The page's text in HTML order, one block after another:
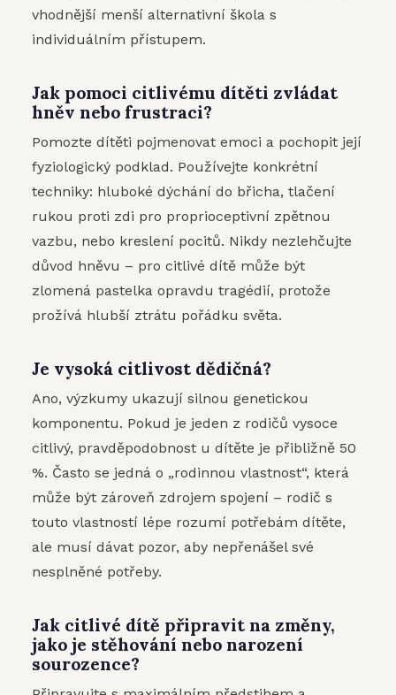
vhodnější menší alternativní škola s
individuálním přístupem.
Jak pomoci citlivému dítěti zvládat
hněv nebo frustraci?
Pomozte dítěti pojmenovat emoci a pochopit její
fyziologický podklad. Používejte konkrétní
techniky: hluboké dýchání do břicha, tlačení
rukou proti zdi pro proprioceptivní zpětnou
vazbu, nebo kreslení pocitů. Nikdy nezlehčujte
důvod hněvu – pro citlivé dítě může být
zlomená pastelka opravdu tragédií, protože
prožívá hlubší ztrátu pořádku světa.
Je vysoká citlivost dědičná?
Ano, výzkumy ukazují silnou genetickou
komponentu. Pokud je jeden z rodičů vysoce
citlivý, pravděpodobnost u dítěte je přibližně 50
%. Často se jedná o „rodinnou vlastnost“, která
může být zároveň zdrojem spojení – rodič s
touto vlastností lépe rozumí potřebám dítěte,
ale musí dávat pozor, aby nepřenášel své
nesplněné potřeby.
Jak citlivé dítě připravit na změny,
jako je stěhování nebo narození
sourozence?